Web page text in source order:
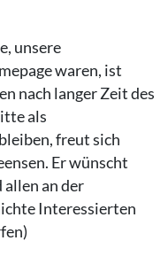
unsere
waren, ist
nach langer Zeit des
als
freut sich
Er wünscht
an der
Interessierten